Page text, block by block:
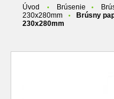
Úvod Brúsenie
230x280mm
Brúsny
230x280mm